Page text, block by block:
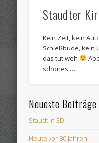
Staudter
Kein Zelt, kein
Schießbude, kein
das tut weh
schönes …
Neueste Beiträge
Staudt in 3D
Heute vor 80 Jahren: